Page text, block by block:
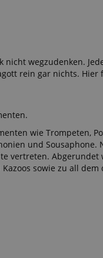
wegzudenken.
rein gar nichts. Hier
wie Trompeten,
und
vertreten.
sowie zu all dem